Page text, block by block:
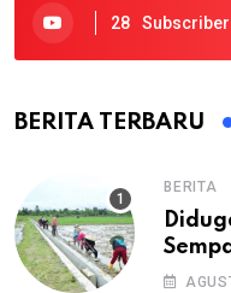
28 Subscriber
BERITA TERBARU
BERITA
APH